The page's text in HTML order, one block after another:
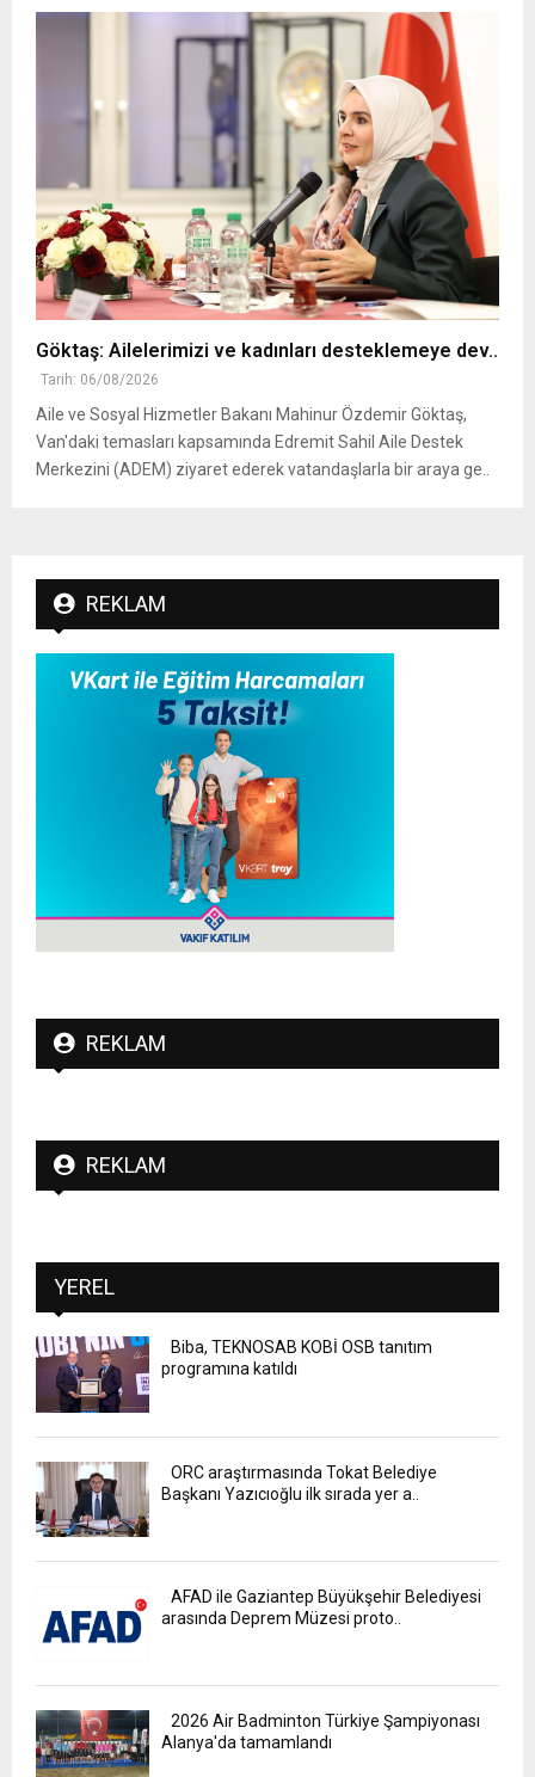
Göktaş: Ailelerimizi ve kadınları desteklemeye dev..
Tarih: 06/08/2026
Aile ve Sosyal Hizmetler Bakanı Mahinur Özdemir Göktaş,
Van'daki temasları kapsamında Edremit Sahil Aile Destek
Merkezini (ADEM) ziyaret ederek vatandaşlarla bir araya ge..
REKLAM
REKLAM
REKLAM
YEREL
Biba, TEKNOSAB KOBİ OSB tanıtım
programına katıldı
ORC araştırmasında Tokat Belediye
Başkanı Yazıcıoğlu ilk sırada yer a..
AFAD ile Gaziantep Büyükşehir Belediyesi
arasında Deprem Müzesi proto..
2026 Air Badminton Türkiye Şampiyonası
Alanya'da tamamlandı